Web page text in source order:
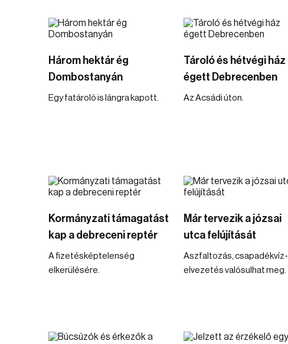
Három hektár ég
Dombostanyán
Egy fatároló is lángra kapott.
Tároló és hétvégi ház
égett Debrecenben
Az Acsádi úton.
Kormányzati támagatást
kap a debreceni reptér
A fizetésképtelenség
elkerülésére.
Már tervezik a józsai
utca felújítását
Aszfaltozás, csapadékvíz-
elvezetés valósulhat meg.